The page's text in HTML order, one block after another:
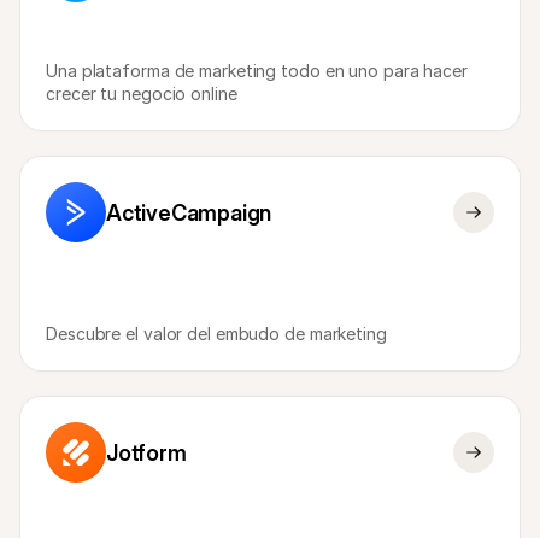
Una plataforma de marketing todo en uno para hacer
crecer tu negocio online
ActiveCampaign
Descubre el valor del embudo de marketing
Jotform
Compradores
Contactar equipo de atención al cliente
Contactar equipo de ventas